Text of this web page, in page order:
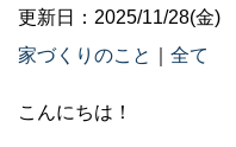
更新日：2025/11/28(金)
家づくりのこと
全て
こんにちは！